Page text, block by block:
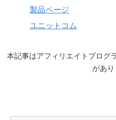
製品ページ
ユニットコム
本記事はアフィリエイトプログ
があり